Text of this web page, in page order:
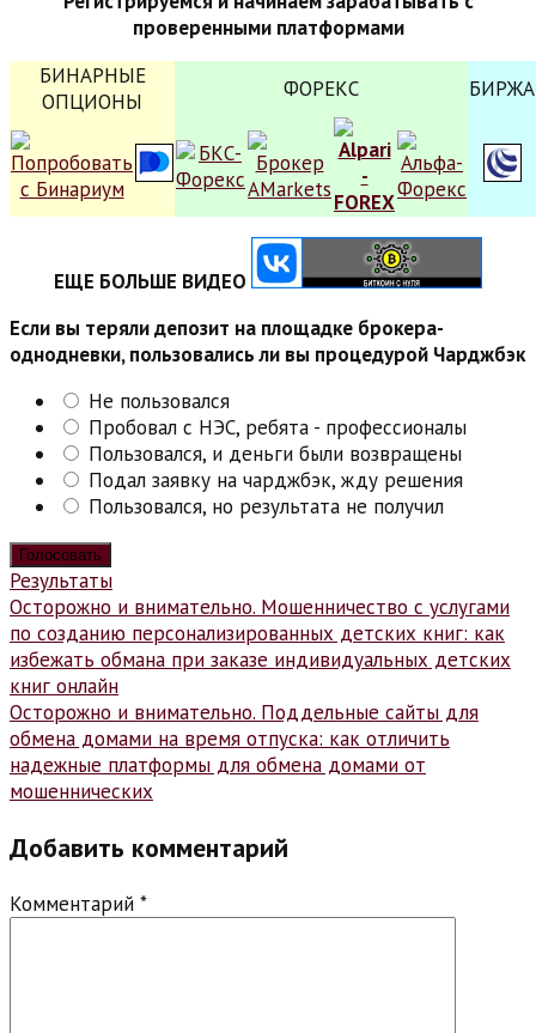
проверенными платформами
БИНАРНЫЕ
ОПЦИОНЫ
ФОРЕКС БИРЖА
ЕЩЕ БОЛЬШЕ ВИДЕО
Если вы теряли депозит на площадке брокера-
однодневки, пользовались ли вы процедурой Чарджбэк
Не пользовался
Пробовал с НЭС, ребята - профессионалы
Пользовался, и деньги были возвращены
Подал заявку на чарджбэк, жду решения
Пользовался, но результата не получил
Результаты
Навигация
по
записям
Осторожно и внимательно. Мошенничество с услугами
по созданию персонализированных детских книг: как
избежать обмана при заказе индивидуальных детских
книг онлайн
Осторожно и внимательно. Поддельные сайты для
обмена домами на время отпуска: как отличить
надежные платформы для обмена домами от
мошеннических
Добавить комментарий
Комментарий *